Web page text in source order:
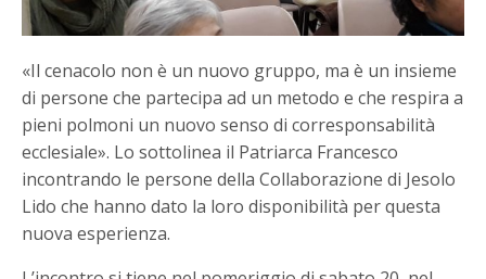
«Il cenacolo non è un nuovo gruppo, ma è un insieme
di persone che partecipa ad un metodo e che respira a
pieni polmoni un nuovo senso di corresponsabilità
ecclesiale». Lo sottolinea il Patriarca Francesco
incontrando le persone della Collaborazione di Jesolo
Lido che hanno dato la loro disponibilità per questa
nuova esperienza.